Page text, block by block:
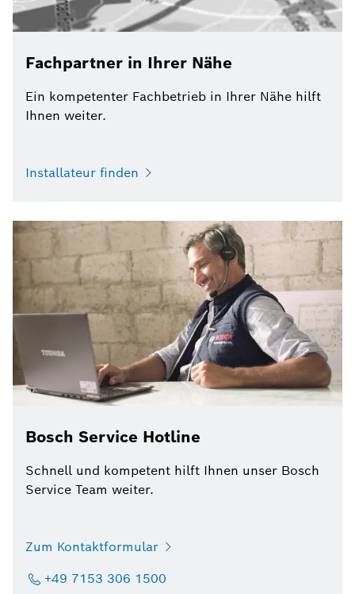
Fachpartner in Ihrer Nähe
Ein kompetenter Fachbetrieb in Ihrer Nähe hilft
Ihnen weiter.
Installateur finden
Bosch Service Hotline
Schnell und kompetent hilft Ihnen unser Bosch
Service Team weiter.
Zum Kontaktformular
+49 7153 306 1500